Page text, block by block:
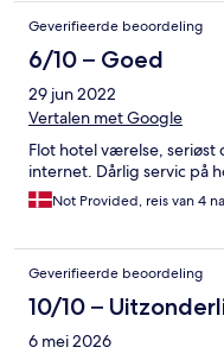
Geverifieerde beoordeling
6/10 – Goed
29 jun 2022
Vertalen met Google
Flot hotel værelse,
internet. Dårlig servic på
Not Provided, reis van 4
Geverifieerde beoordeling
10/10 –
6 mei 2026